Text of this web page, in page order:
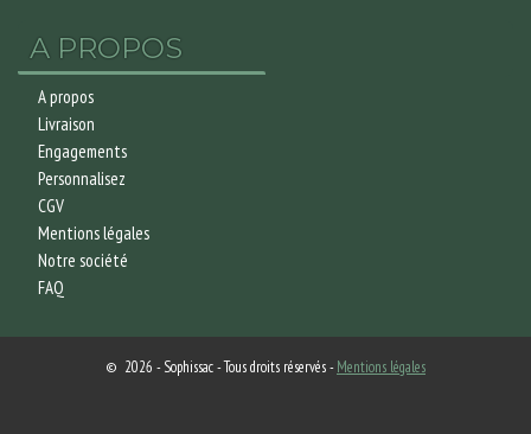
A PROPOS
A propos
Livraison
Engagements
Personnalisez
CGV
Mentions légales
Notre société
FAQ
© 2026 - Sophissac - Tous droits réservés -Mentions légales